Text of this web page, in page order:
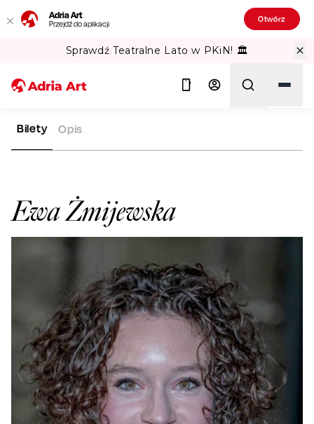
Adria Art
Przejdź do aplikacji Otwórz
Sprawdź Teatralne Lato w PKiN! 🏛️
ADRIA ART
Ewa Żmijewska
Bilety Opis